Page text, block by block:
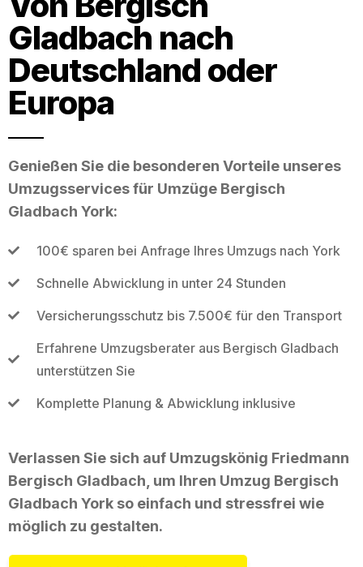
Gladbach nach
Deutschland oder
Europa
Genießen Sie die besonderen Vorteile unseres
Umzugsservices für Umzüge Bergisch
Gladbach York:
100€ sparen bei Anfrage Ihres Umzugs nach York
Schnelle Abwicklung in unter 24 Stunden
Versicherungsschutz bis 7.500€ für den Transport
Erfahrene Umzugsberater aus Bergisch Gladbach
unterstützen Sie
Komplette Planung & Abwicklung inklusive
Verlassen Sie sich auf Umzugskönig Friedmann
Bergisch Gladbach, um Ihren Umzug Bergisch
Gladbach York so einfach und stressfrei wie
möglich zu gestalten.